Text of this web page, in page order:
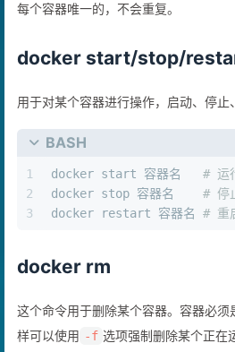
每个容器唯一的，不会重复。
docker start/stop/
用于对某个容器进行操作，启动、停止
BASH
1
2
3
docker start 容器名 # 运
docker stop 容器名 # 停
docker restart 容器名 # 重
docker rm
这个命令用于删除某个容器。容器必
样可以使用 -f 选项强制删除某个正在